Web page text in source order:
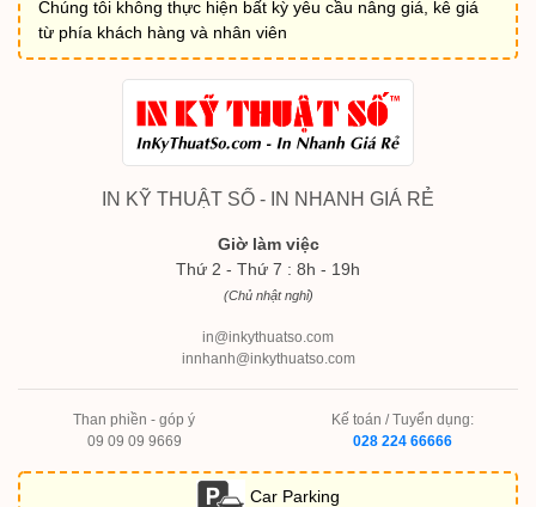
Chúng tôi không thực hiện bất kỳ yêu cầu nâng giá, kê giá
từ phía khách hàng và nhân viên
IN KỸ THUẬT SỐ - IN NHANH GIÁ RẺ
Giờ làm việc
Thứ 2 - Thứ 7 : 8h - 19h
(Chủ nhật nghỉ)
in@inkythuatso.com
innhanh@inkythuatso.com
Than phiền - góp ý
09 09 09 9669
Kế toán / Tuyển dụng:
028 224 66666
Car Parking